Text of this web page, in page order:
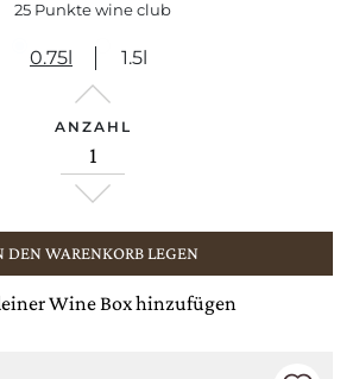
25 Punkte wine club
0.75l 1.5l
ANZAHL
DEN WARENKORB LEGEN
Wine Box hinzufügen